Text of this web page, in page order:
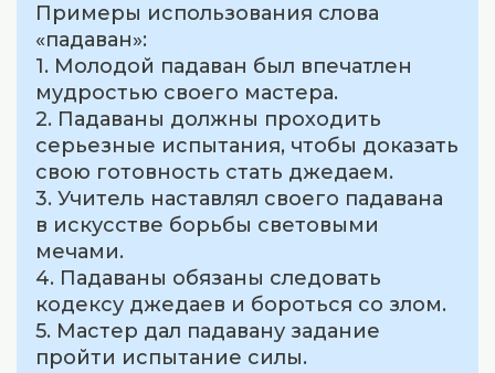
Примеры использования слова
«падаван»:
1. Молодой падаван был впечатлен
мудростью своего мастера.
2. Падаваны должны проходить
серьезные испытания, чтобы доказать
свою готовность стать джедаем.
3. Учитель наставлял своего падавана
в искусстве борьбы световыми
мечами.
4. Падаваны обязаны следовать
кодексу джедаев и бороться со злом.
5. Мастер дал падавану задание
пройти испытание силы.